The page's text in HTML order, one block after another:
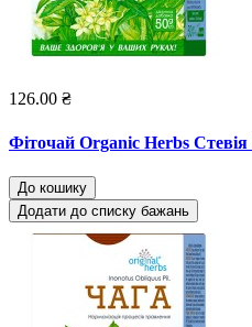
126.00 ₴
Фіточай Organic Herbs Стевія
До кошику
Додати до списку бажань